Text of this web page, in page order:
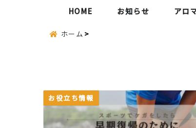
HOME お知らせ アロ
ホーム
お役立ち情報